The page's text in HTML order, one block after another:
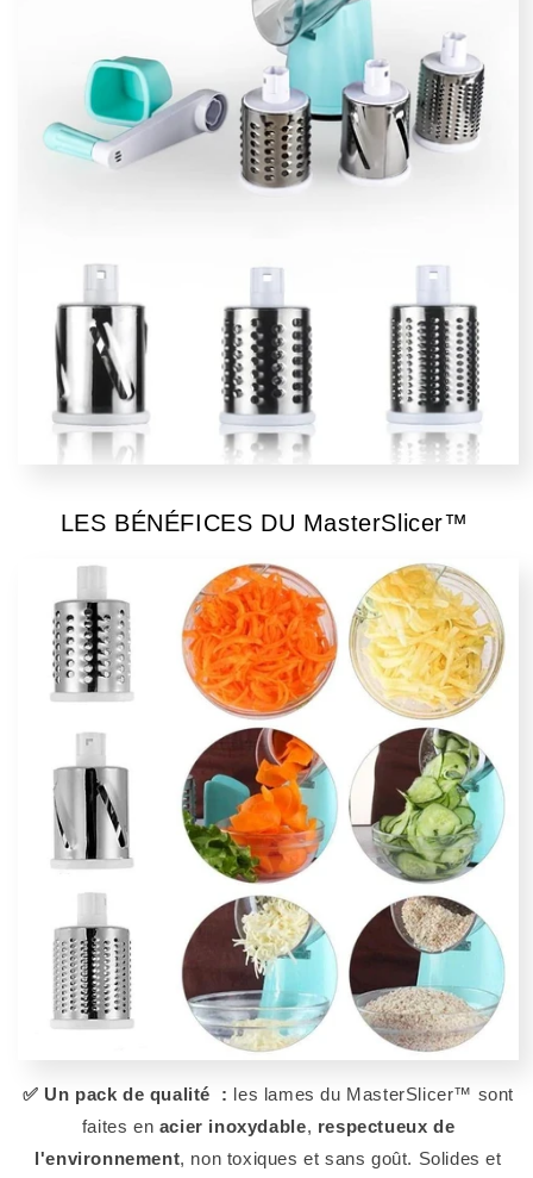
LES BÉNÉFICES DU MasterSlicer™
✅ Un pack de qualité : les lames du MasterSlicer™ sont
faites en acier inoxydable, respectueux de
l'environnement, non toxiques et sans goût. Solides et